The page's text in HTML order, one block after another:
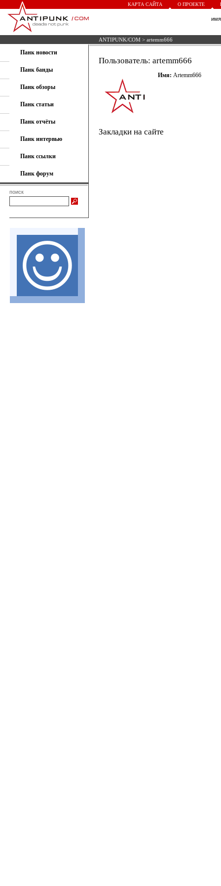
КАРТА САЙТА О ПРОЕКТЕ
ANTIPUNK/COM > artemm666
Панк новости
Панк банды
Панк обзоры
Панк статьи
Панк отчёты
Панк интервью
Панк ссылки
Панк форум
поиск
Пользователь: artemm666
Имя: Artemm666
Закладки на сайте